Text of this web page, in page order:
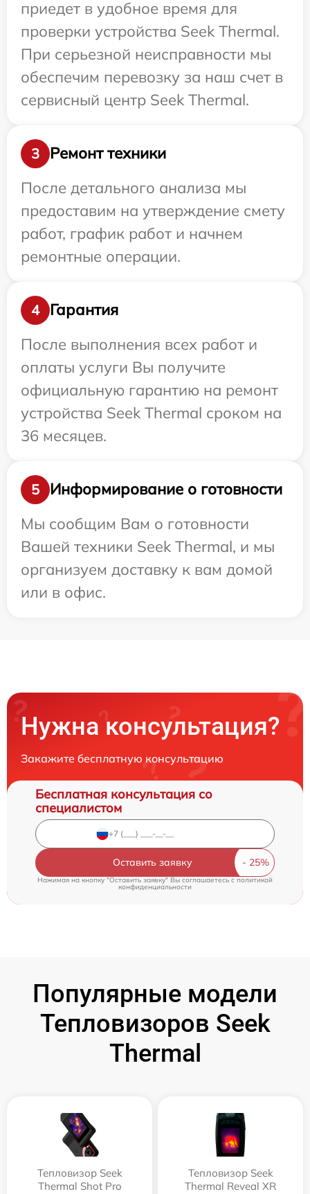
приедет в удобное время для
проверки устройства Seek Thermal.
При серьезной неисправности мы
обеспечим перевозку за наш счет в
сервисный центр Seek Thermal.
3
Ремонт техники
После детального анализа мы
предоставим на утверждение смету
работ, график работ и начнем
ремонтные операции.
4
Гарантия
После выполнения всех работ и
оплаты услуги Вы получите
официальную гарантию на ремонт
устройства Seek Thermal сроком на
36 месяцев.
5
Информирование о готовности
Мы сообщим Вам о готовности
Вашей техники Seek Thermal, и мы
организуем доставку к вам домой
или в офис.
Нужна консультация?
Закажите бесплатную консультацию
Бесплатная консультация со
специалистом
Оставить заявку
Нажимая на кнопку "Оставить заявку" Вы соглашаетесь cполитикой
конфиденциальности
Популярные модели
Тепловизоров Seek
Thermal
Тепловизор Seek
Thermal Shot Pro
Тепловизор Seek
Thermal Reveal XR